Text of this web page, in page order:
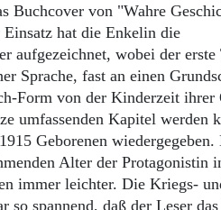
Buchcover von "Wahre
hat die Enkelin die
aufgezeichnet, wobei der erste
Sprache, fast an einen
Form von der Kinderzeit ihrer
umfassenden Kapitel werden
Geborenen
Alter der Protagonistin
immer leichter. Die Kriegs-
so spannend, daß der Leser